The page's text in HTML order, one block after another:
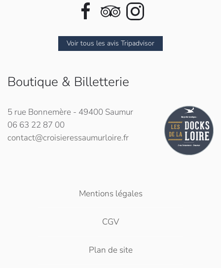
Voir tous les avis Tripadvisor
Boutique & Billetterie
5 rue Bonnemère - 49400 Saumur
06 63 22 87 00
contact@croisieressaumurloire.fr
Mentions légales
CGV
Plan de site